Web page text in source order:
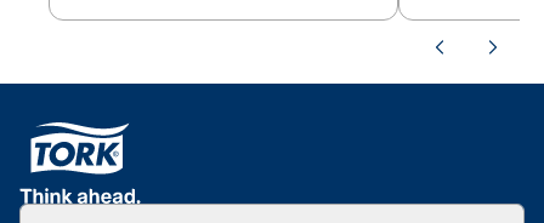
надписью сложения 1/4
1/8